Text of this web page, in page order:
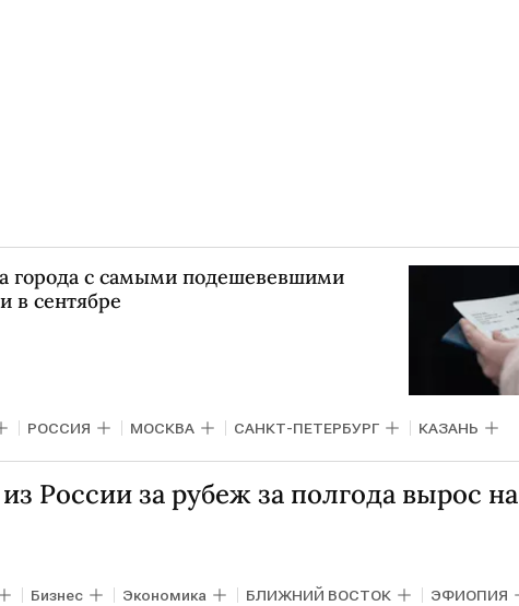
города с самыми подешевевшими
в сентябре
РОССИЯ МОСКВА САНКТ-ПЕТЕРБУРГ КАЗАНЬ
России за рубеж за полгода вырос на
Бизнес Экономика БЛИЖНИЙ ВОСТОК ЭФИОПИЯ